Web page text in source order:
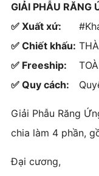
GIẢI PHẪU RĂNG
✅ Xuất xứ:
✅ Chiết khấu:
✅ Freeship:
✅ Quy cách:
Giải Phẫu Răng
chia làm 4 phần,
Đại cương,